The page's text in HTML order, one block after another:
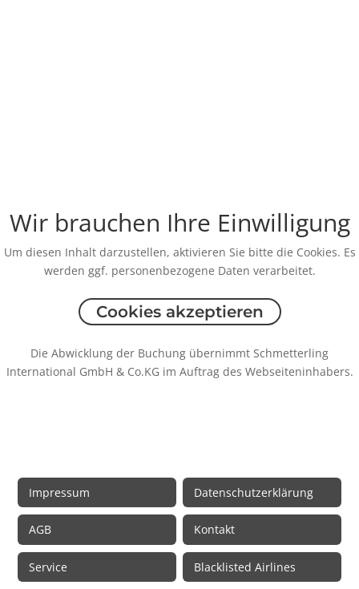
Wir brauchen Ihre Einwilligung
Um diesen Inhalt darzustellen, aktivieren Sie bitte die Cookies. Es
werden ggf. personenbezogene Daten verarbeitet.
Cookies akzeptieren
Die Abwicklung der Buchung übernimmt Schmetterling
International GmbH & Co.KG im Auftrag des Webseiteninhabers.
Impressum Datenschutzerklärung
AGB Kontakt
Service Blacklisted Airlines